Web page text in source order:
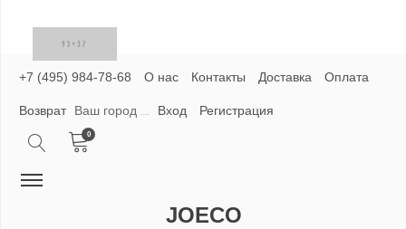
+7 (495) 984-78-68 О нас Контакты Доставка Оплата
Возврат Ваш город Вход Регистрация
0
JOECO